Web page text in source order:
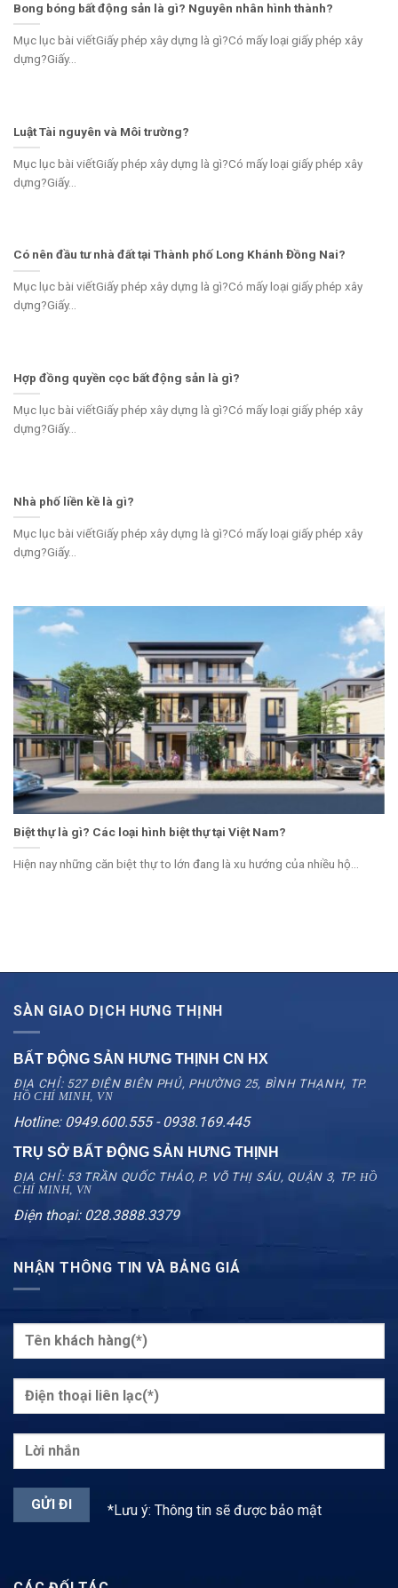
Bong bóng bất động sản là gì? Nguyên nhân hình thành?
Mục lục bài viếtGiấy phép xây dựng là gì?Có mấy loại giấy phép xây
dựng?Giấy...
Luật Tài nguyên và Môi trường?
Mục lục bài viếtGiấy phép xây dựng là gì?Có mấy loại giấy phép xây
dựng?Giấy...
Có nên đầu tư nhà đất tại Thành phố Long Khánh Đồng Nai?
Mục lục bài viếtGiấy phép xây dựng là gì?Có mấy loại giấy phép xây
dựng?Giấy...
Hợp đồng quyền cọc bất động sản là gì?
Mục lục bài viếtGiấy phép xây dựng là gì?Có mấy loại giấy phép xây
dựng?Giấy...
Nhà phố liền kề là gì?
Mục lục bài viếtGiấy phép xây dựng là gì?Có mấy loại giấy phép xây
dựng?Giấy...
Biệt thự là gì? Các loại hình biệt thự tại Việt Nam?
Hiện nay những căn biệt thự to lớn đang là xu hướng của nhiều hộ...
SÀN GIAO DỊCH HƯNG THỊNH
BẤT ĐỘNG SẢN HƯNG THỊNH CN HX
ĐỊA CHỈ: 527 ĐIỆN BIÊN PHỦ, PHƯỜNG 25, BÌNH THẠNH, TP.
HỒ CHÍ MINH, VN
Hotline: 0949.600.555 - 0938.169.445
TRỤ SỞ BẤT ĐỘNG SẢN HƯNG THỊNH
ĐỊA CHỈ: 53 TRẦN QUỐC THẢO, P. VÕ THỊ SÁU, QUẬN 3, TP.HỒ
CHÍ MINH, VN
Điện thoại: 028.3888.3379
NHẬN THÔNG TIN VÀ BẢNG GIÁ
*Lưu ý: Thông tin sẽ được bảo mật